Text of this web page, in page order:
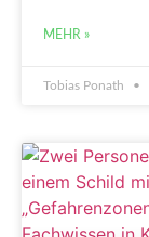
MEHR »
Tobias Ponath